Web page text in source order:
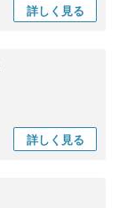
詳しく 見る
詳しく 見る